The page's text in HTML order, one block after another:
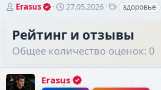
А
о
р
е
м
Erasus
Д
н
ч
а
27.05.2026
Т
и
здоровье
Рейтинг и отзывы
Общее количество оценок: 0
Erasus